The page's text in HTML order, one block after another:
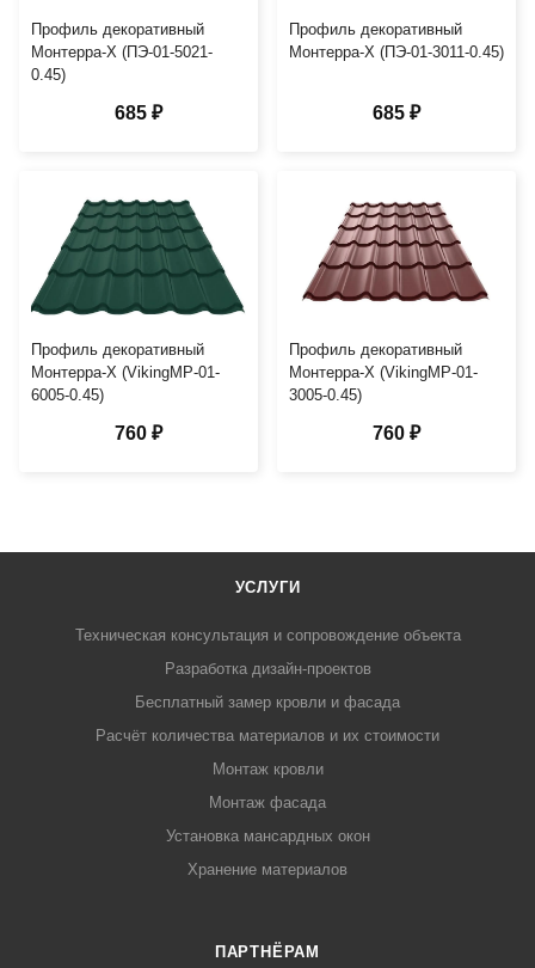
Профиль декоративный
Монтерра-X (ПЭ-01-5021-
0.45)
685 ₽
Профиль декоративный
Монтерра-X (ПЭ-01-3011-0.45)
685 ₽
Профиль декоративный
Монтерра-X (VikingMP-01-
6005-0.45)
760 ₽
Профиль декоративный
Монтерра-X (VikingMP-01-
3005-0.45)
760 ₽
УСЛУГИ
Техническая консультация и сопровождение объекта
Разработка дизайн-проектов
Бесплатный замер кровли и фасада
Расчёт количества материалов и их стоимости
Монтаж кровли
Монтаж фасада
Установка мансардных окон
Хранение материалов
ПАРТНЁРАМ